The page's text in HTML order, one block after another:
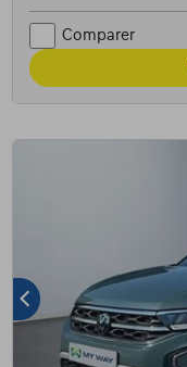
Comparer